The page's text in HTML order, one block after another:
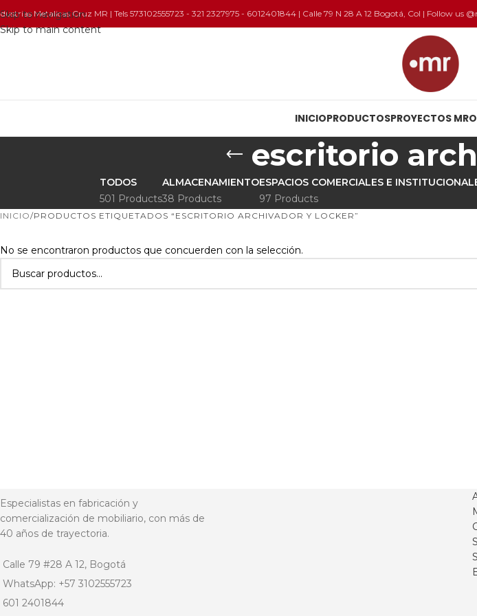
Skip to navigation
Skip to main content
Metalicas Cruz MR | Tels 573102555723 - 321 2327975 - 6012401844 | Calle 79 N 28 A 12 Bogotá, Col | Follow us
INICIOPRODUCTOSPROYECTOS MR
escritorio
TODOS
501 Products
ALMACENAMIENTO
38 Products
ESPACIOS COMERCIALES E
97 Products
INICIO PRODUCTOS ETIQUETADOS “ESCRITORIO ARCHIVADOR Y LOCKER”
No se encontraron productos que concuerden con la selección.
Especialistas en fabricación y
comercialización de mobiliario, con más de
40 años de trayectoria.
Calle 79 #28 A 12, Bogotá
WhatsApp: +57 3102555723
601 2401844